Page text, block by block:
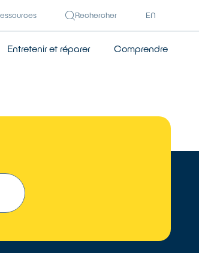
Rechercher EN
Entretenir et réparer Comprendre